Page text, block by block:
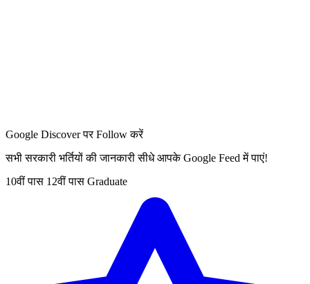
Google Discover पर Follow करें
सभी सरकारी भर्तियों की जानकारी सीधे आपके Google Feed में पाएं!
10वीं पास 12वीं पास Graduate